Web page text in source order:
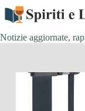
Salta
contenuto
Notizie aggiornate,